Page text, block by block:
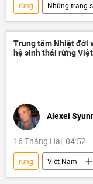
rừng Những trang
chuyên gia
Hợp tác Nga-Việt
Trung tâm Nhiệt đới
Trung tâm Nhiệt đới
hệ sinh thái rừng
Alexei
16 Tháng Hai, 04:52
rừng Việt Nam
Trung tâm Nhiệt đới